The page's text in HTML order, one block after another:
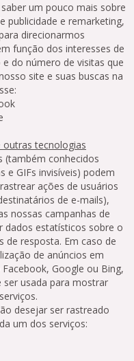
um pouco mais sobre
publicidade e remarketing,
direcionarmos
função dos interesses de
e do número de visitas que
site e suas buscas na
outras tecnologias
(também conhecidos
e GIFs invisíveis) podem
ações de usuários
de e-mails),
nossas campanhas de
dados estatísticos sobre o
de resposta. Em caso de
de anúncios em
Google ou Bing,
usada para mostrar
desejar ser rastreado
um dos serviços: